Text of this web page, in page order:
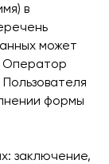
в
может
Оператор
формы
заключение,